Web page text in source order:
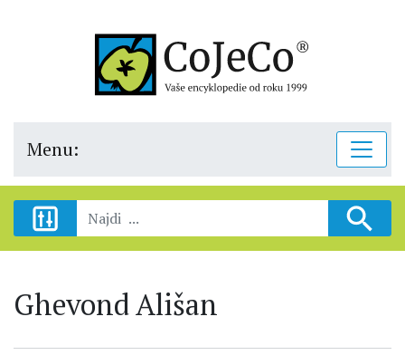
Menu:
Ghevond Ališan